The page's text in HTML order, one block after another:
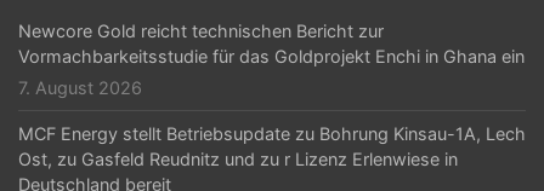
Newcore Gold reicht technischen Bericht zur
Vormachbarkeitsstudie für das Goldprojekt Enchi in Ghana ein
7. August 2026
MCF Energy stellt Betriebsupdate zu Bohrung Kinsau-1A, Lech
Ost, zu Gasfeld Reudnitz und zu r Lizenz Erlenwiese in
Deutschland bereit